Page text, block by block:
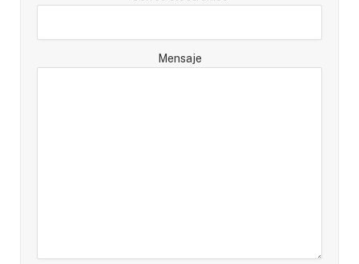
Mensaje